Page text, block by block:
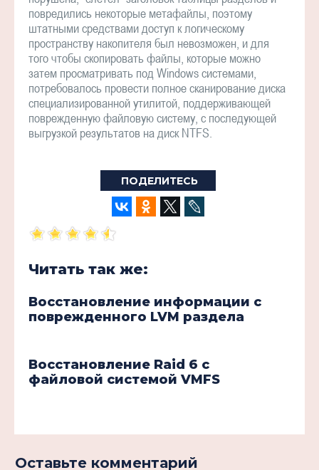
повредились некоторые метафайлы, поэтому
штатными средствами доступ к логическому
пространству накопителя был невозможен, и для
того чтобы скопировать файлы, которые можно
затем просматривать под Windows системами,
потребовалось провести полное сканирование диска
специализированной утилитой, поддерживающей
поврежденную файловую систему, с последующей
выгрузкой результатов на диск NTFS.
ПОДЕЛИТЕСЬ
Читать так же:
Восстановление информации с
поврежденного LVM раздела
Восстановление Raid 6 с
файловой системой VMFS
Оставьте комментарий